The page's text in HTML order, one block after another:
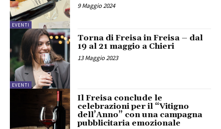
EVENTI
9 Maggio 2024
EVENTI
Torna di Freisa in Freisa – dal
19 al 21 maggio a Chieri
13 Maggio 2023
Il Freisa conclude le
celebrazioni per il “Vitigno
dell’Anno” con una campagna
pubblicitaria emozionale